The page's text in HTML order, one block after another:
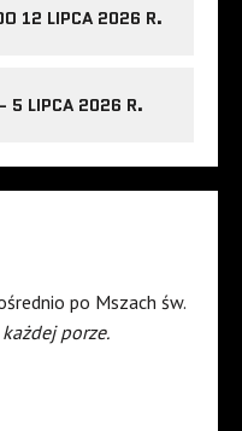
12 LIPCA 2026 R.
5 LIPCA 2026 R.
po Mszach św.
porze.